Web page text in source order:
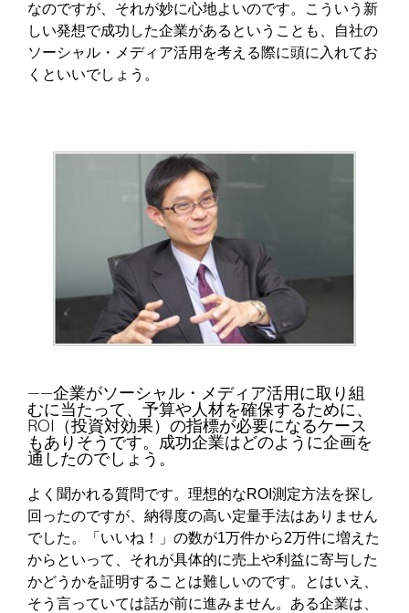
なのですが、それが妙に心地よいのです。こういう新
しい発想で成功した企業があるということも、自社の
ソーシャル・メディア活用を考える際に頭に入れてお
くといいでしょう。
――企業がソーシャル・メディア活用に取り組
むに当たって、予算や人材を確保するために、
ROI（投資対効果）の指標が必要になるケース
もありそうです。成功企業はどのように企画を
通したのでしょう。
よく聞かれる質問です。理想的なROI測定方法を探し
回ったのですが、納得度の高い定量手法はありません
でした。「いいね！」の数が1万件から2万件に増えた
からといって、それが具体的に売上や利益に寄与した
かどうかを証明することは難しいのです。とはいえ、
そう言っていては話が前に進みません。ある企業は、